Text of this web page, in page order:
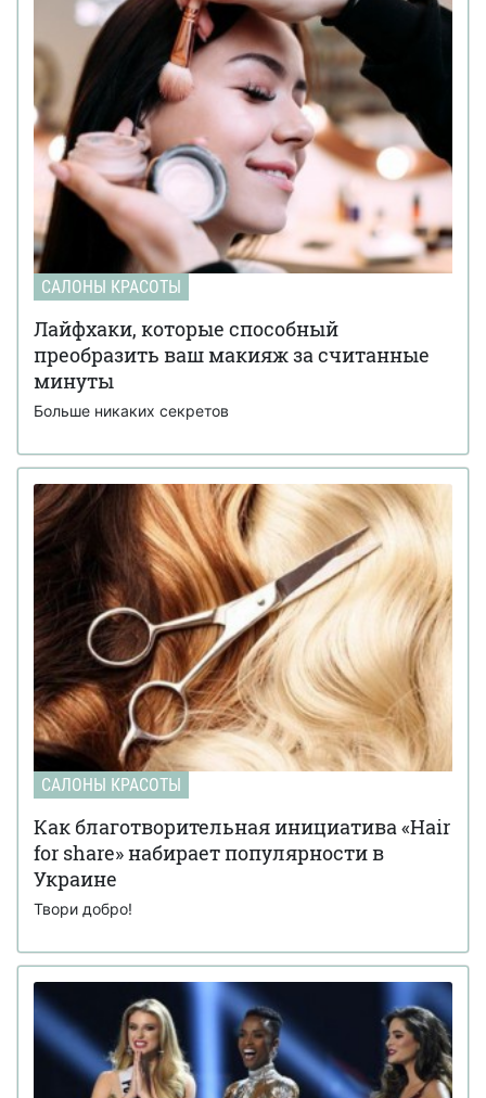
САЛОНЫ КРАСОТЫ
Лайфхаки, которые способный
преобразить ваш макияж за считанные
минуты
Больше никаких секретов
САЛОНЫ КРАСОТЫ
Как благотворительная инициатива «Hair
for share» набирает популярности в
Украине
Твори добро!